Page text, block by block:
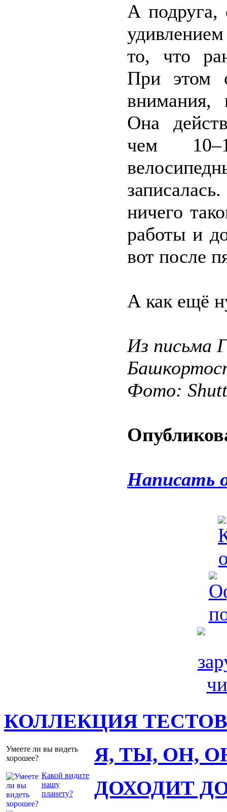
А подруга,
то, что
При этом
внимания,
Она
чем
ничего
работы и
вот после
А как ещё
Из письма
Фото:
Написать
КОЛЛЕКЦИЯ ТЕСТОВ
Умеете ли вы видеть
хорошее?
Какой видите
нашу
планету?
Я, ТЫ, ОН,
ДОХОДИТ